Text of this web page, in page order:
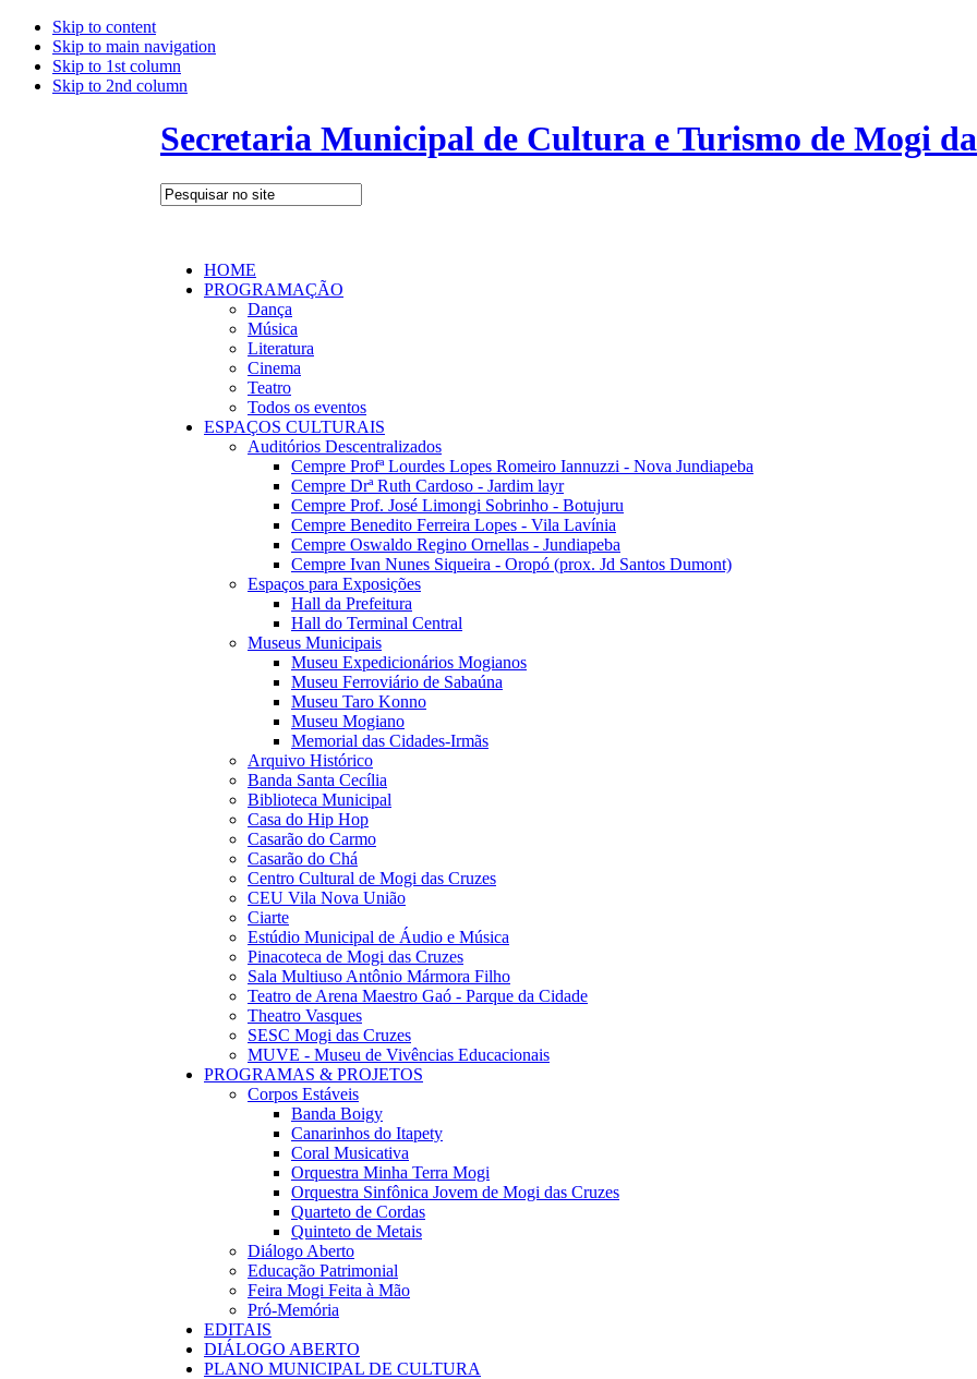
Skip to content
Skip to main navigation
Skip to 1st column
Skip to 2nd column
Secretaria Municipal de Cultura e Turismo de Mogi
HOME
PROGRAMAÇÃO
Dança
Música
Literatura
Cinema
Teatro
Todos os eventos
ESPAÇOS CULTURAIS
Auditórios Descentralizados
Cempre Profª Lourdes Lopes Romeiro Iannuzzi - Nova Jundiapeba
Cempre Drª Ruth Cardoso - Jardim layr
Cempre Prof. José Limongi Sobrinho - Botujuru
Cempre Benedito Ferreira Lopes - Vila Lavínia
Cempre Oswaldo Regino Ornellas - Jundiapeba
Cempre Ivan Nunes Siqueira - Oropó (prox. Jd Santos Dumont)
Espaços para Exposições
Hall da Prefeitura
Hall do Terminal Central
Museus Municipais
Museu Expedicionários Mogianos
Museu Ferroviário de Sabaúna
Museu Taro Konno
Museu Mogiano
Memorial das Cidades-Irmãs
Arquivo Histórico
Banda Santa Cecília
Biblioteca Municipal
Casa do Hip Hop
Casarão do Carmo
Casarão do Chá
Centro Cultural de Mogi das Cruzes
CEU Vila Nova União
Ciarte
Estúdio Municipal de Áudio e Música
Pinacoteca de Mogi das Cruzes
Sala Multiuso Antônio Mármora Filho
Teatro de Arena Maestro Gaó - Parque da Cidade
Theatro Vasques
SESC Mogi das Cruzes
MUVE - Museu de Vivências Educacionais
PROGRAMAS & PROJETOS
Corpos Estáveis
Banda Boigy
Canarinhos do Itapety
Coral Musicativa
Orquestra Minha Terra Mogi
Orquestra Sinfônica Jovem de Mogi das Cruzes
Quarteto de Cordas
Quinteto de Metais
Diálogo Aberto
Educação Patrimonial
Feira Mogi Feita à Mão
Pró-Memória
EDITAIS
DIÁLOGO ABERTO
PLANO MUNICIPAL DE CULTURA